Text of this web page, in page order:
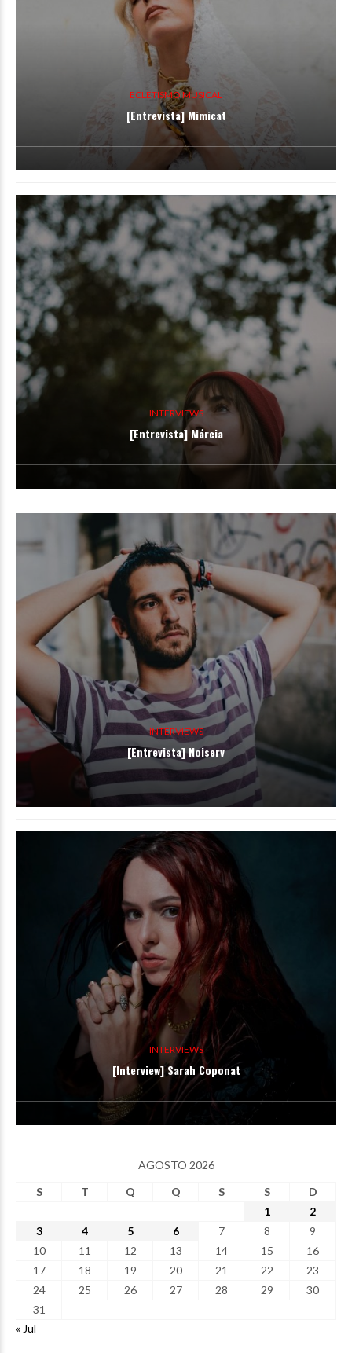
ECLETISMO MUSICAL
[Entrevista] Mimicat
INTERVIEWS
[Entrevista] Márcia
INTERVIEWS
[Entrevista] Noiserv
INTERVIEWS
[Interview] Sarah Coponat
AGOSTO 2026
S
T Q Q S S
D
1
2
3
4 5 6 7 8
9
10
11 12 13 14 15
16
17
18 19 20 21 22
23
24
25 26 27 28 29
30
31
« Jul